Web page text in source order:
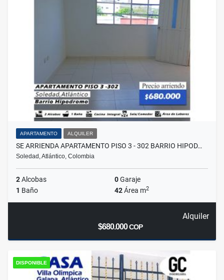
APARTAMENTO ALQUILER
SE ARRIENDA APARTAMENTO PISO 3 - 302 BARRIO HIPOD…
Soledad, Atlántico, Colombia
2Alcobas 0Garaje
1 Baño 42Área m2
Alquiler
$680.000COP
DISPONIBLE